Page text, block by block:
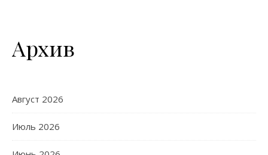
Архив
Август 2026
Июль 2026